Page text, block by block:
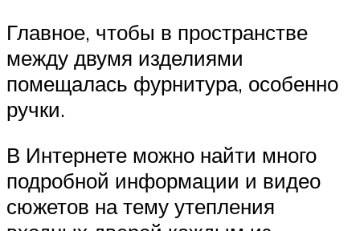
Главное, чтобы в пространстве
между двумя изделиями
помещалась фурнитура, особенно
ручки.
В Интернете можно найти много
подробной информации и видео
сюжетов на тему утепления